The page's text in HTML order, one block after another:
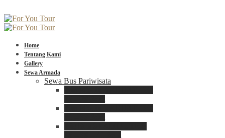
Home
Tentang Kami
Gallery
Sewa Armada
Sewa Bus Pariwisata